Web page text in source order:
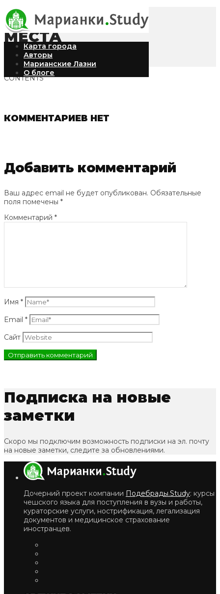
Карта города
Авторы
Марианские Лазни
О блоге
МЕСТА
CONTENTS
КОММЕНТАРИЕВ НЕТ
Добавить комментарий
Ваш адрес email не будет опубликован. Обязательные
поля помечены *
Комментарий *
Имя *
Email *
Сайт
Подписка на новые
заметки
Скоро мы подключим возможность подписки на эл. почту
на новые заметки, следите за обновлениями.
Дочерний проект компании Подебрады.Study: курсы
чешского языка для поступления в вузы и работы,
кураторские услуги, нострификация, легализация
документов и медицинское страхование
иностранцев.